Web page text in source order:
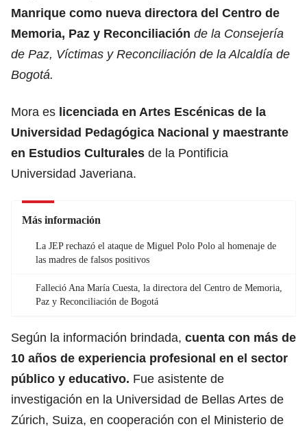
Manrique como nueva directora del Centro de
Memoria, Paz y Reconciliación de la Consejería
de Paz, Víctimas y Reconciliación de la Alcaldía de
Bogotá.
Mora es licenciada en Artes Escénicas de la
Universidad Pedagógica Nacional y maestrante
en Estudios Culturales de la Pontificia
Universidad Javeriana.
Más información
La JEP rechazó el ataque de Miguel Polo Polo al homenaje de
las madres de falsos positivos
Falleció Ana María Cuesta, la directora del Centro de Memoria,
Paz y Reconciliación de Bogotá
Según la información brindada, cuenta con más de
10 años de experiencia profesional en el sector
público y educativo. Fue asistente de
investigación en la Universidad de Bellas Artes de
Zúrich, Suiza, en cooperación con el Ministerio de